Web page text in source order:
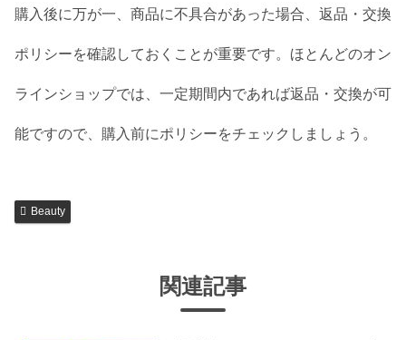
購入後に万が一、商品に不具合があった場合、返品・交換
ポリシーを確認しておくことが重要です。ほとんどのオン
ラインショップでは、一定期間内であれば返品・交換が可
能ですので、購入前にポリシーをチェックしましょう。
Beauty
関連記事